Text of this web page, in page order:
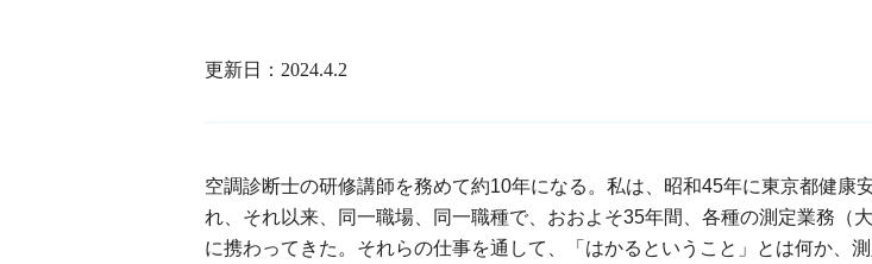
更新日： 2024.4.2
空調診断士の研修講師を務めて約10年になる。私は、昭和45年に東京都健康
れ、それ以来、同一職場、同一職種で、おおよそ35年間、各種の測定業務（
に携わってきた。それらの仕事を通して、「はかるということ」とは何か、